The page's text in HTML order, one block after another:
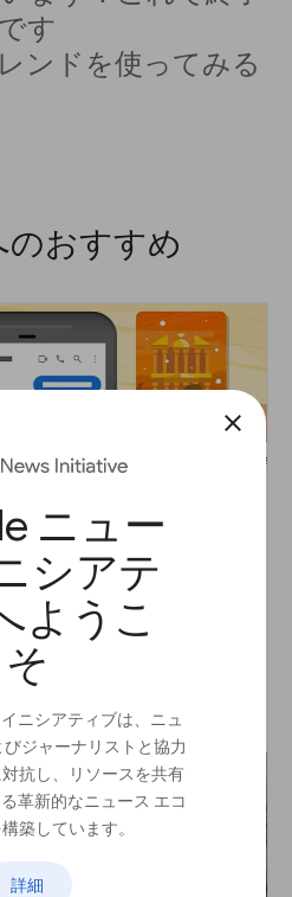
close
ニュー
シアテ
ようこ
そ
ニシアティブは、ニュ
ジャーナリストと協力
抗し、リソースを共有
革新的なニュース エコ
築しています。
詳細
です
ンドを使ってみる
おすすめ
探します。